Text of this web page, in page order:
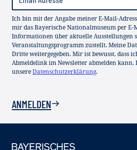
Ich bin mit der Angabe meiner E-Mail-
mir das Bayerische Nationalmuseum per E-
Informationen über aktuelle Ausstellungen
Veranstaltungsprogramm zustellt. Meine
Dritte weitergegeben. Mir ist bewusst, dass
Abmeldelink im Newsletter abmelden kann.
unsereDatenschutzerklärung.
ANMELDEN